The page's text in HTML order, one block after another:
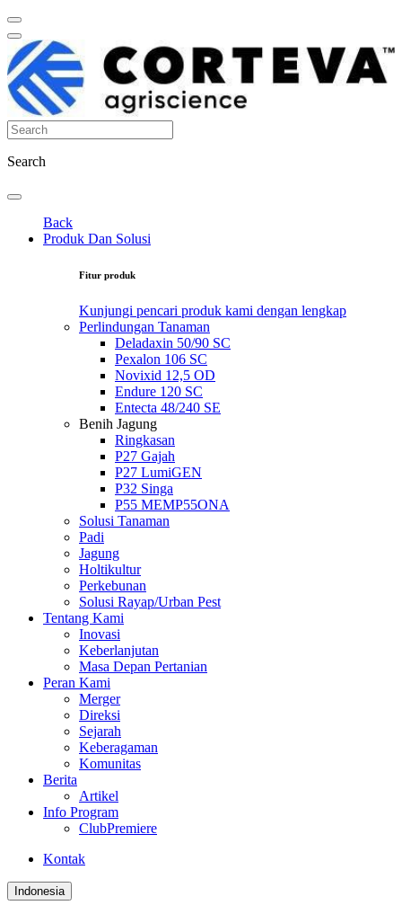
Search
Back
Produk Dan Solusi
Fitur produk
Kunjungi pencari produk kami dengan lengkap
Perlindungan Tanaman
Deladaxin 50/90 SC
Pexalon 106 SC
Novixid 12,5 OD
Endure 120 SC
Entecta 48/240 SE
Benih Jagung
Ringkasan
P27 Gajah
P27 LumiGEN
P32 Singa
P55 MEMP55ONA
Solusi Tanaman
Padi
Jagung
Holtikultur
Perkebunan
Solusi Rayap/Urban Pest
Tentang Kami
Inovasi
Keberlanjutan
Masa Depan Pertanian
Peran Kami
Merger
Direksi
Sejarah
Keberagaman
Komunitas
Berita
Artikel
Info Program
ClubPremiere
Kontak
Indonesia